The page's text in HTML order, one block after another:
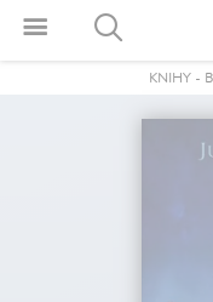
KNIHY-